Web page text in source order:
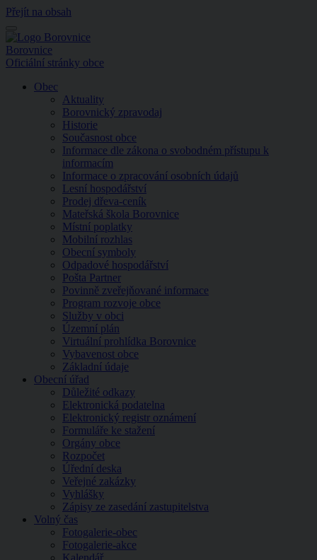
Přejít na obsah
Menu
Borovnice
Oficiální stránky obce
Obec
Aktuality
Borovnický zpravodaj
Historie
Současnost obce
Informace dle zákona o svobodném přístupu k
informacím
Informace o zpracování osobních údajů
Lesní hospodářství
Prodej dřeva-ceník
Mateřská škola Borovnice
Místní poplatky
Mobilní rozhlas
Obecní symboly
Odpadové hospodářství
Pošta Partner
Povinně zveřejňované informace
Program rozvoje obce
Služby v obci
Územní plán
Virtuální prohlídka Borovnice
Vybavenost obce
Základní údaje
Obecní úřad
Důležité odkazy
Elektronická podatelna
Elektronický registr oznámení
Formuláře ke stažení
Orgány obce
Rozpočet
Úřední deska
Veřejné zakázky
Vyhlášky
Zápisy ze zasedání zastupitelstva
Volný čas
Fotogalerie-obec
Fotogalerie-akce
Kalendář